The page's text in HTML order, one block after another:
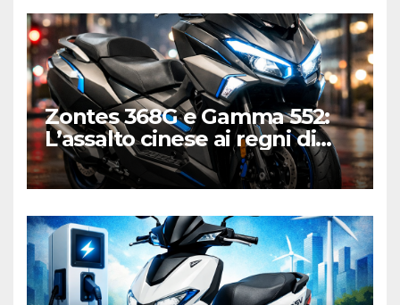
Zontes 368G e Gamma 552:
L’assalto cinese ai regni di
Honda e Yamaha